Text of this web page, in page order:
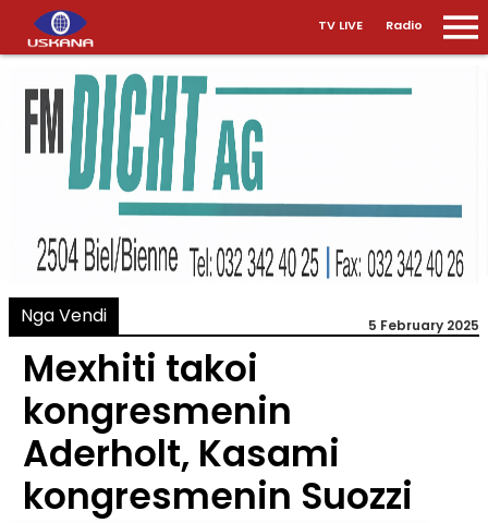
TV LIVE Radio
Nga Vendi 5 February 2025
Mexhiti takoi
kongresmenin
Aderholt, Kasami
kongresmenin Suozzi